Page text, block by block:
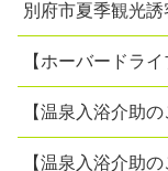
別府市夏季観光
【ホーバードラ
【温泉入浴介助の
【温泉入浴介助の